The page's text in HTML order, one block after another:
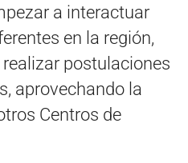
a interactuar
en la región,
postulaciones
aprovechando la
Centros de